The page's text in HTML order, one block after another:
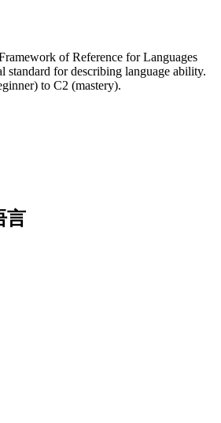
of Reference for Languages
standard for describing language ability.
to C2 (mastery).
言